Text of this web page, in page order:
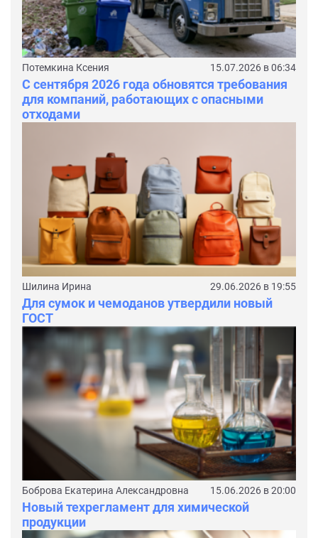
Потемкина Ксения 15.07.2026 в 06:34
С сентября 2026 года обновятся требования
для компаний, работающих с опасными
отходами
Шилина Ирина 29.06.2026 в 19:55
Для сумок и чемоданов утвердили новый
ГОСТ
Боброва Екатерина Александровна 15.06.2026 в 20:00
Новый техрегламент для химической
продукции